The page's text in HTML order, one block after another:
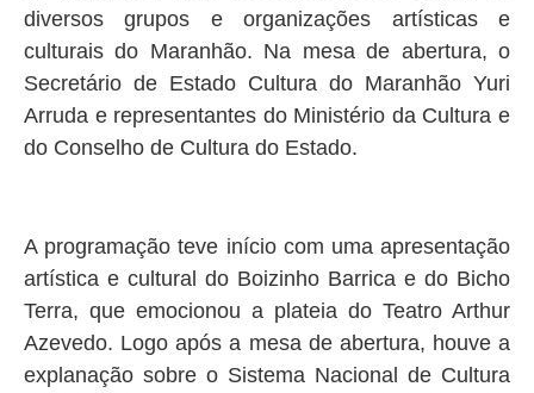
diversos grupos e organizações artísticas e
culturais do Maranhão. Na mesa de abertura, o
Secretário de Estado Cultura do Maranhão Yuri
Arruda e representantes do Ministério da Cultura e
do Conselho de Cultura do Estado.
A programação teve início com uma apresentação
artística e cultural do Boizinho Barrica e do Bicho
Terra, que emocionou a plateia do Teatro Arthur
Azevedo. Logo após a mesa de abertura, houve a
explanação sobre o Sistema Nacional de Cultura